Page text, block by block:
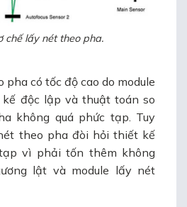
chế lấy nét theo pha.
pha có tốc độ cao do module
độc lập và thuật toán so
không quá phức tạp. Tuy
theo pha đòi hỏi thiết kế
vì phải tốn thêm không
lật và module lấy nét